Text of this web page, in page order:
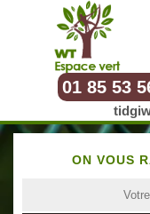
01 85 53
ON VOUS